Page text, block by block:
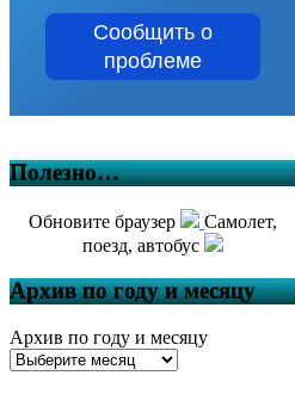
Сообщить о
проблеме
Полезно…
Обновите браузер
Самолет,
поезд, автобус
Архив по году и месяцу
Архив по году и месяцу